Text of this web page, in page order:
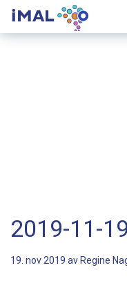
iMAL
Flytta
Tips
2019-11-
19. nov 2019 avRegine